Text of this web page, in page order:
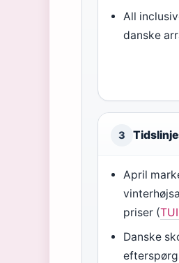
All
danske
3
April
priser (
Danske